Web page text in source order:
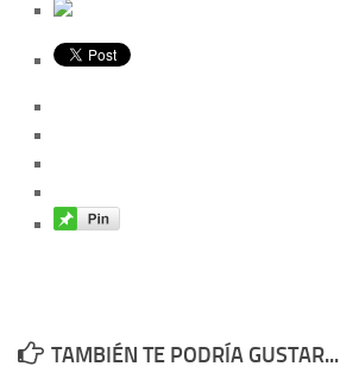
TAMBIÉN TE PODRÍA GUSTAR...